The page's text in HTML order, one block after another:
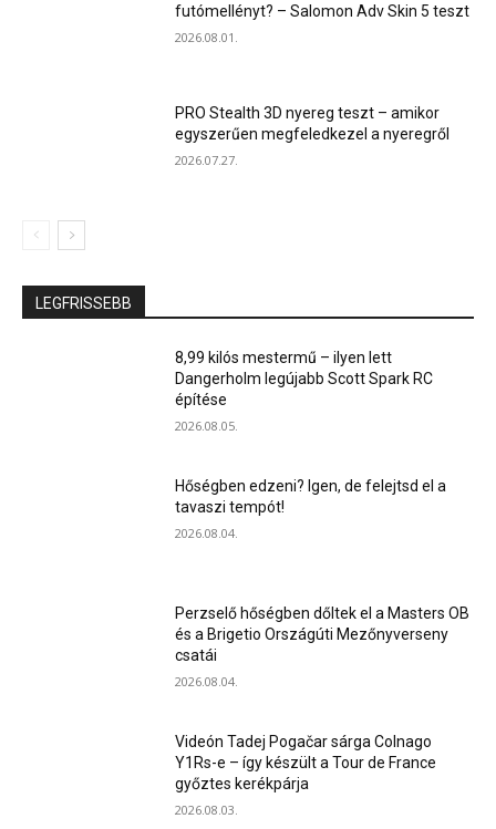
futómellényt? – Salomon Adv Skin 5 teszt
2026.08.01.
PRO Stealth 3D nyereg teszt – amikor
egyszerűen megfeledkezel a nyeregről
2026.07.27.
LEGFRISSEBB
8,99 kilós mestermű – ilyen lett
Dangerholm legújabb Scott Spark RC
építése
2026.08.05.
Hőségben edzeni? Igen, de felejtsd el a
tavaszi tempót!
2026.08.04.
Perzselő hőségben dőltek el a Masters OB
és a Brigetio Országúti Mezőnyverseny
csatái
2026.08.04.
Videón Tadej Pogačar sárga Colnago
Y1Rs-e – így készült a Tour de France
győztes kerékpárja
2026.08.03.